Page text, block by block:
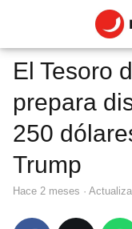
El Tesoro
prepara
250
Trump
hace 2 meses ·